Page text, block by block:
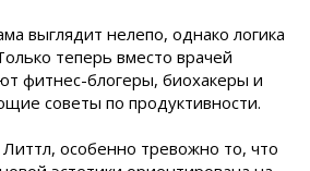
выглядит нелепо, однако логика
теперь вместо врачей
фитнес-блогеры, биохакеры и
советы по продуктивности.
особенно тревожно то, что